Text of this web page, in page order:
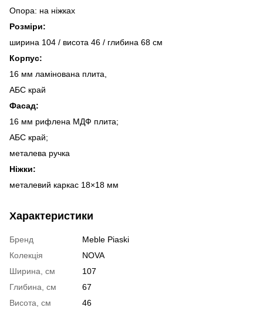
Опора: на ніжках
Розміри:
ширина 104 / висота 46 / глибина 68 см
Корпус:
16 мм ламінована плита,
АБС край
Фасад:
16 мм рифлена МДФ плита;
АБС край;
металева ручка
Ніжки:
металевий каркас 18×18 мм
Характеристики
Бренд
Meble Piaski
Колекція
NOVA
Ширина, см
107
Глибина, см
67
Висота, см
46